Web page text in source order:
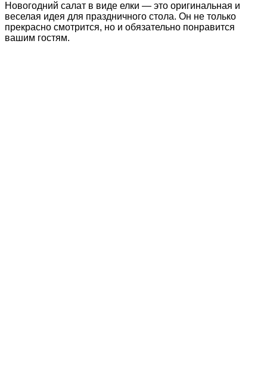
Новогодний салат в виде елки — это оригинальная и
веселая идея для праздничного стола. Он не только
прекрасно смотрится, но и обязательно понравится
вашим гостям.